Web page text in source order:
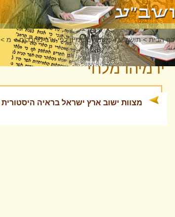
דף הבית >תושב"ע >מאמרים במיון לפי א"ב מחברים > מ >
ירמיהו מלחי
מצוות ישוב ארץ ישראל בראיה היסטורית